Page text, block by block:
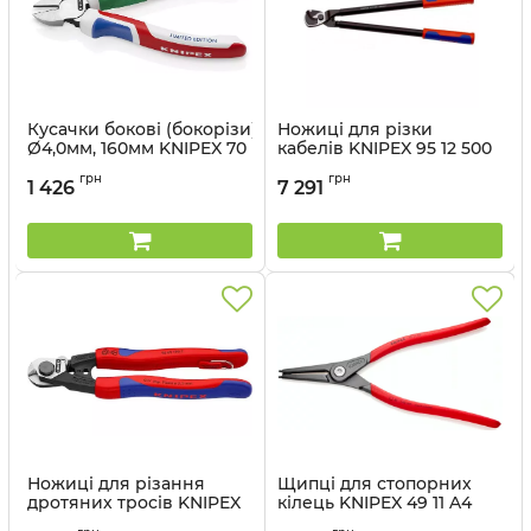
Кусачки бокові (бокорізи),
Ø4,0мм, 160мм KNIPEX 70
Winners 2026
1 426 грн
Ножиці для різки
кабелів KNIPEX 95 12 500
7 291 грн
Ножиці для різання
дротяних тросів KNIPEX
Щипці для стопорних
кілець KNIPEX 49 11 A4